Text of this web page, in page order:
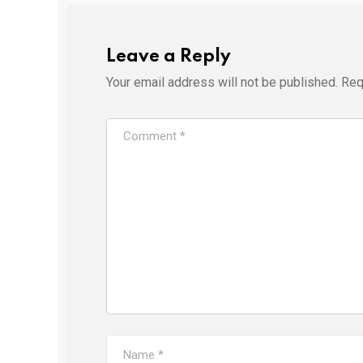
Leave a Reply
Your email address will not be published.